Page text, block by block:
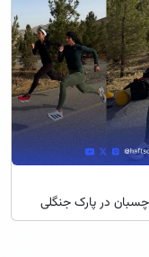
در پارک جنگلی